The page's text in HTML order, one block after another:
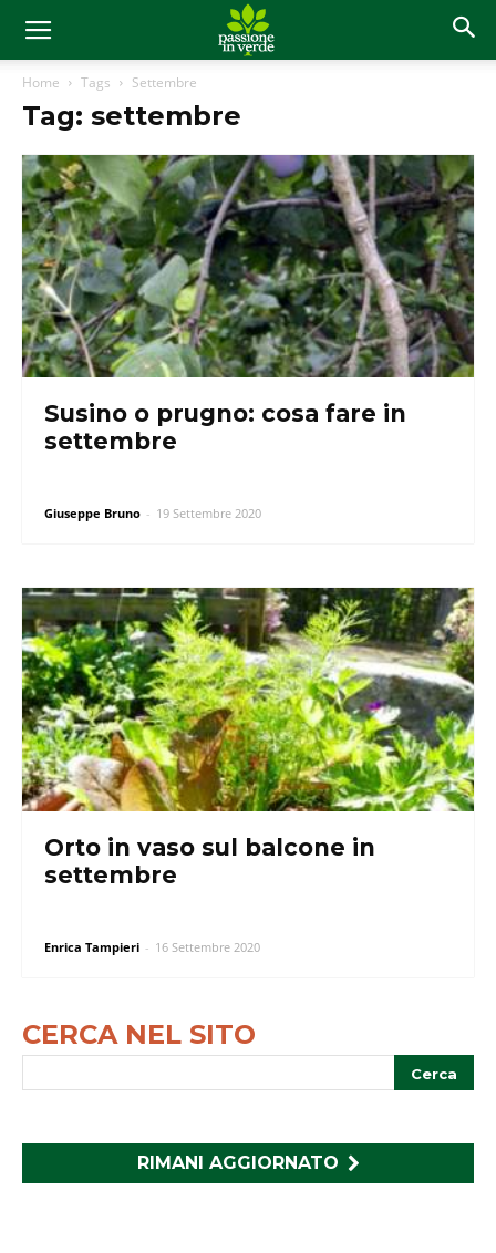
Home Tags Settembre
Tag: settembre
Susino o prugno: cosa fare in
settembre
Giuseppe Bruno - 19 Settembre 2020
Orto in vaso sul balcone in
settembre
Enrica Tampieri - 16 Settembre 2020
CERCA NEL SITO
RIMANI AGGIORNATO